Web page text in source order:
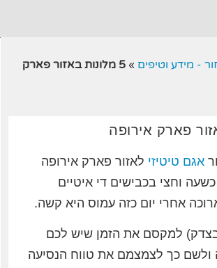
- מידע וטיפים» 5 מלונות באזור פארק
אגם טיטיזילאזור פארק אירופה
וחצי בכבישים די איטיים
אחרי יום כזה עמוס היא קשה.
למקסם את הזמן שיש לכם
ולשם כך לצמצמם את טווח הנסיעה